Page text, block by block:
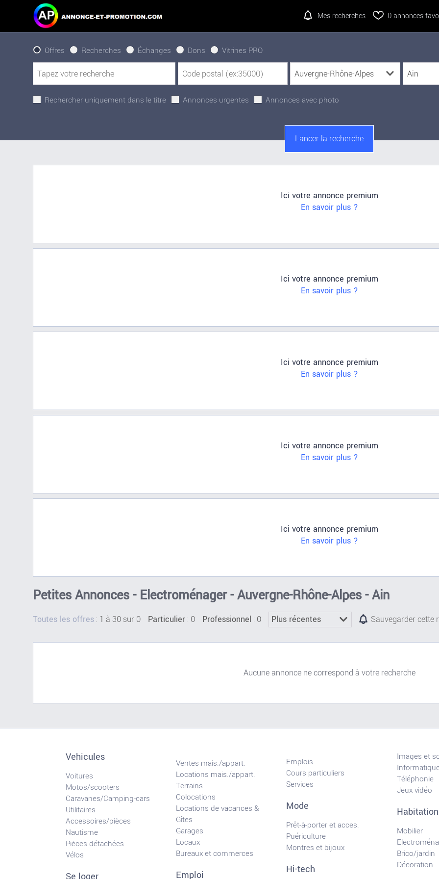
Mes recherches 0annonces
Offres Recherches Échanges Dons Vitrines PRO
Rechercher uniquement dans le titre Annonces urgentes Annonces avec photo
Ici votre annonce premium
En savoir plus ?
Ici votre annonce premium
En savoir plus ?
Ici votre annonce premium
En savoir plus ?
Ici votre annonce premium
En savoir plus ?
Ici votre annonce premium
En savoir plus ?
Petites Annonces - Electroménager - Auvergne-Rhône-Alpes - Ain
Toutes les offres : 1 à 30 sur 0 Particulier : 0 Professionnel : 0 Sauvegarder cette
Aucune annonce ne correspond à votre recherche
Vehicules
Voitures
Motos/scooters
Caravanes/Camping-cars
Utilitaires
Accessoires/pièces
Nautisme
Pièces détachées
Vélos
Ventes mais./appart.
Locations mais./appart.
Terrains
Colocations
Locations de vacances &
Gîtes
Garages
Locaux
Bureaux et commerces
Emploi
Emplois
Cours particuliers
Services
Mode
Prêt-à-porter et acces.
Puériculture
Montres et bijoux
Hi-tech
Images et
Téléphonie
Jeux vidéo
Habitation
Mobilier
Brico/jardin
Décoration